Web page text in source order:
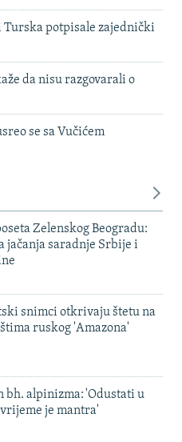
potpisale zajednički
da nisu razgovarali o
se sa Vučićem
Zelenskog Beogradu:
jačanja saradnje Srbije i
snimci otkrivaju štetu na
ruskog 'Amazona'
bh. alpinizma: 'Odustati u
je mantra'